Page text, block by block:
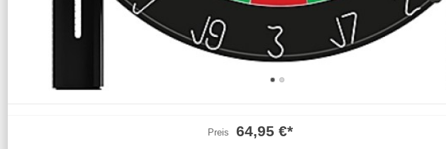
Preis 64,95 €*